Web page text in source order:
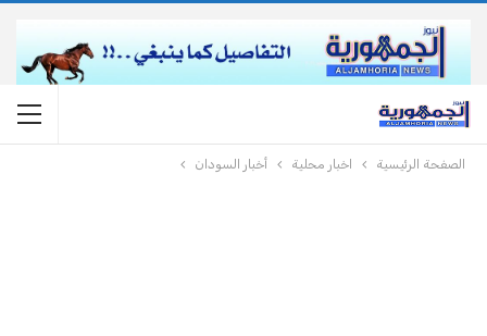
الصفحة الرئيسية اخبار محلية أخبار السودان